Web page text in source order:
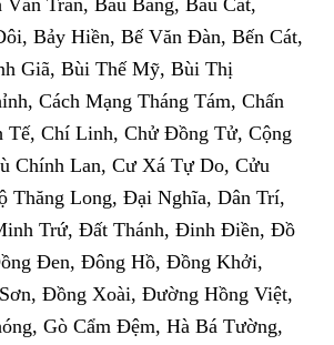
Bảy Hiền, Bế Văn Đàn, Bến Cát,
Giã, Bùi Thế Mỹ, Bùi Thị
Cách Mạng Tháng Tám, Chấn
Tế, Chí Linh, Chử Đồng Tử, Cộng
Chính Lan, Cư Xá Tự Do, Cửu
Thăng Long, Đại Nghĩa, Dân Trí,
Trứ, Đất Thánh, Đinh Điền, Đồ
Đen, Đông Hồ, Đồng Khởi,
Đồng Xoài, Đường Hồng Việt,
Gò Cẩm Đệm, Hà Bá Tường,